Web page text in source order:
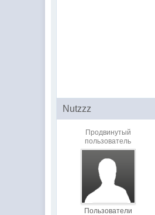
Nutzzz
Продвинутый
пользователь
Пользователи